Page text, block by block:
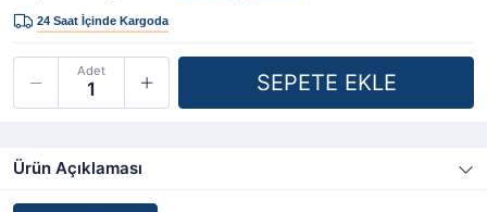
Adet
Ürün Açıklaması